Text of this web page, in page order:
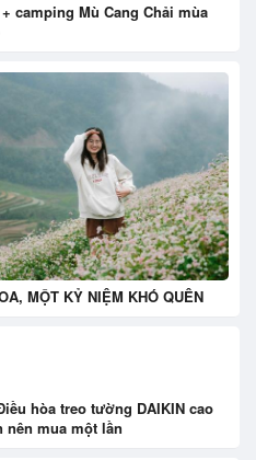
camping Mù Cang Chải mùa
MỘT KỶ NIỆM KHÓ QUÊN
hòa treo tường DAIKIN cao
nên mua một lần